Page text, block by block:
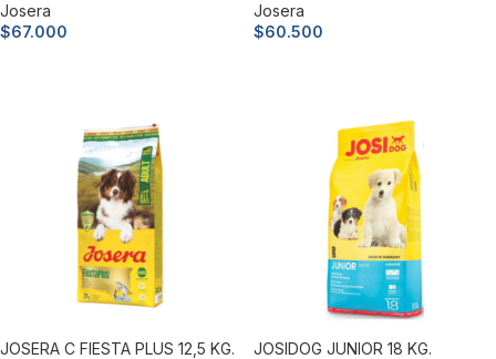
Josera
$67.000
Josera
$60.500
JOSERA C FIESTA PLUS 12,5 KG. JOSIDOG JUNIOR 18 KG.